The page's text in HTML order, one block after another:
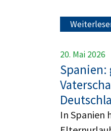
20. Mai 2026
In Spanien